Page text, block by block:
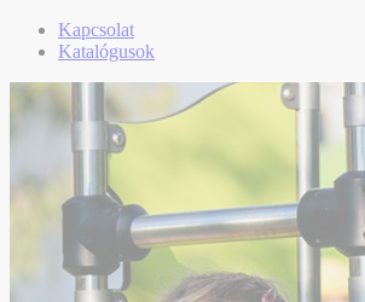
Kapcsolat
Katalógusok